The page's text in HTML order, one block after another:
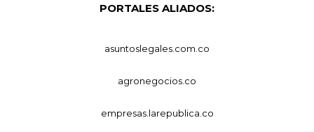
PORTALES ALIADOS:
asuntoslegales.com.co
agronegocios.co
empresas.larepublica.co